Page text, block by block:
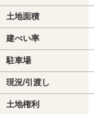
土地面積
建ぺい率
駐車場
現況/引渡し
土地権利